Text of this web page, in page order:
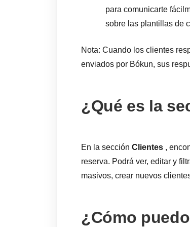
para comunicarte
sobre las plantillas de
Nota: Cuando los clientes
enviados por Bókun, sus
¿Qué es la
En la sección Clientes ,
reserva. Podrá ver, editar y
masivos, crear nuevos
¿Cómo